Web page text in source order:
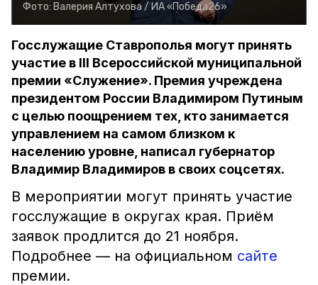
Фото: Валерия Алтухова / ИА «Победа26»
Госслужащие Ставрополья могут принять
участие в III Всероссийской муниципальной
премии «Служение». Премия учреждена
президентом России Владимиром Путиным
с целью поощрением тех, кто занимается
управлением на самом близком к
населению уровне, написал губернатор
Владимир Владимиров в своих соцсетях.
В мероприятии могут принять участие
госслужащие в округах края. Приём
заявок продлится до 21 ноября.
Подробнее — на официальном сайте
премии.